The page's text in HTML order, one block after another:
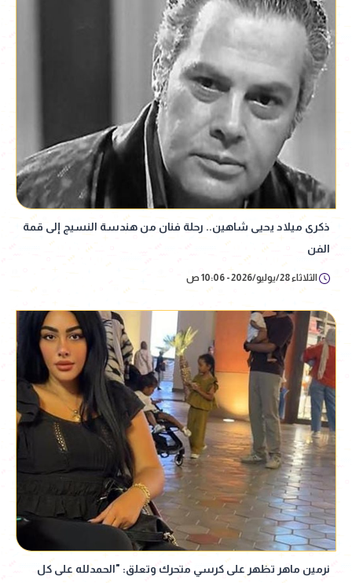
ذكرى ميلاد يحيى شاهين.. رحلة فنان من هندسة النسيج إلى قمة
الفن
الثلاثاء 28/يوليو/2026 - 10:06 ص
نرمين ماهر تظهر على كرسي متحرك وتعلق: "الحمدلله على كل